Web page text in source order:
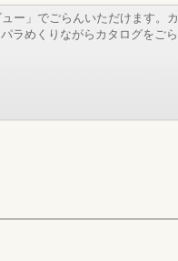
ー」でごらんいただけます。カ
ラめくりながらカタログをごら